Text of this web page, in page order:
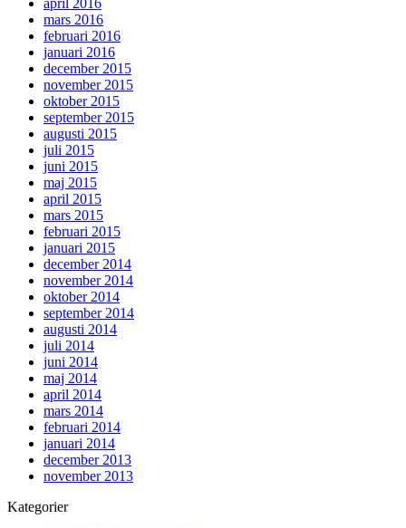
mars 2016
februari 2016
januari 2016
december 2015
november 2015
oktober 2015
september 2015
augusti 2015
juli 2015
juni 2015
maj 2015
april 2015
mars 2015
februari 2015
januari 2015
december 2014
november 2014
oktober 2014
september 2014
augusti 2014
juli 2014
juni 2014
maj 2014
april 2014
mars 2014
februari 2014
januari 2014
december 2013
november 2013
Kategorier